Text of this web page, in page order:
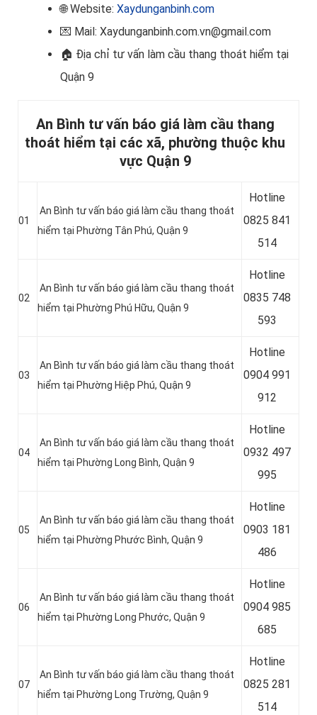
🌐 Website: Xaydunganbinh.com
💌 Mail: Xaydunganbinh.com.vn@gmail.com
🏠 Địa chỉ tư vấn làm cầu thang thoát hiểm tại
Quận 9
An Bình tư vấn báo giá làm cầu thang
thoát hiểm tại các xã, phường thuộc khu
vực Quận 9
01
An Bình tư vấn báo giá làm cầu thang thoát
hiểm tại Phường Tân Phú, Quận 9
Hotline
0825 841
514
02
An Bình tư vấn báo giá làm cầu thang thoát
hiểm tại Phường Phú Hữu, Quận 9
Hotline
0835 748
593
03
An Bình tư vấn báo giá làm cầu thang thoát
hiểm tại Phường Hiệp Phú, Quận 9
Hotline
0904 991
912
04
An Bình tư vấn báo giá làm cầu thang thoát
hiểm tại Phường Long Bình, Quận 9
Hotline
0932 497
995
05
An Bình tư vấn báo giá làm cầu thang thoát
hiểm tại Phường Phước Bình, Quận 9
Hotline
0903 181
486
06
An Bình tư vấn báo giá làm cầu thang thoát
hiểm tại Phường Long Phước, Quận 9
Hotline
0904 985
685
07
An Bình tư vấn báo giá làm cầu thang thoát
hiểm tại Phường Long Trường, Quận 9
Hotline
0825 281
514